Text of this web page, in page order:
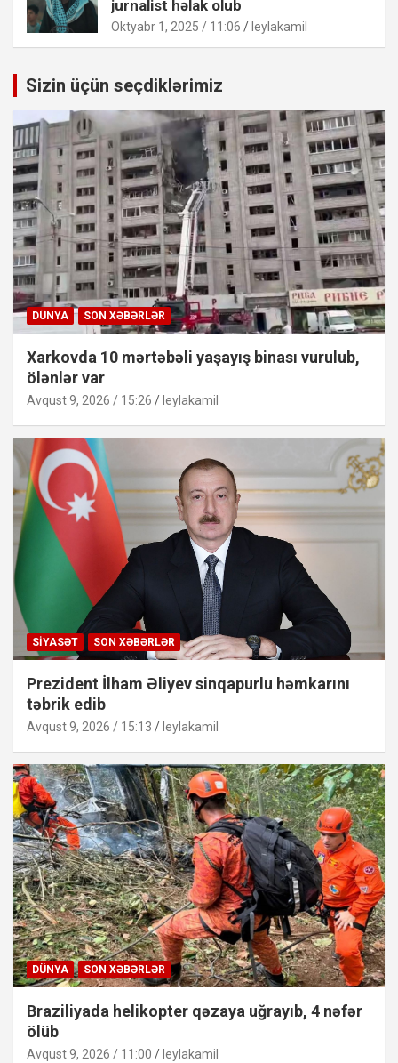
jurnalist həlak olub
Oktyabr 1, 2025 / 11:06 leylakamil
Sizin üçün seçdiklərimiz
DÜNYA SON XƏBƏRLƏR
Xarkovda 10 mərtəbəli yaşayış binası vurulub,
ölənlər var
Avqust 9, 2026 / 15:26 leylakamil
SIYASƏT SON XƏBƏRLƏR
Prezident İlham Əliyev sinqapurlu həmkarını
təbrik edib
Avqust 9, 2026 / 15:13 leylakamil
DÜNYA SON XƏBƏRLƏR
Braziliyada helikopter qəzaya uğrayıb, 4 nəfər
ölüb
Avqust 9, 2026 / 11:00 leylakamil